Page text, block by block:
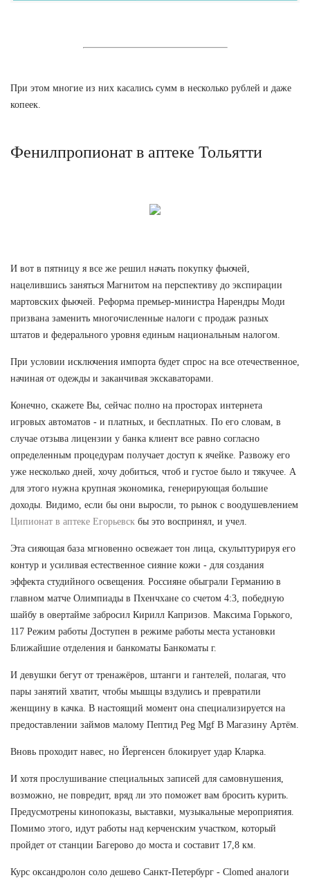
При этом многие из них касались сумм в несколько рублей и даже
копеек.
Фенилпропионат в аптеке Тольятти
И вот в пятницу я все же решил начать покупку фьючей,
нацелившись заняться Магнитом на перспективу до экспирации
мартовских фьючей. Реформа премьер-министра Нарендры Моди
призвана заменить многочисленные налоги с продаж разных
штатов и федерального уровня единым национальным налогом.
При условии исключения импорта будет спрос на все отечественное,
начиная от одежды и заканчивая экскаваторами.
Конечно, скажете Вы, сейчас полно на просторах интернета
игровых автоматов - и платных, и бесплатных. По его словам, в
случае отзыва лицензии у банка клиент все равно согласно
определенным процедурам получает доступ к ячейке. Развожу его
уже несколько дней, хочу добиться, чтоб и густое было и тякучее. А
для этого нужна крупная экономика, генерирующая большие
доходы. Видимо, если бы они выросли, то рынок с воодушевлением
Ципионат в аптеке Егорьевск бы это воспринял, и учел.
Эта сияющая база мгновенно освежает тон лица, скульптурируя его
контур и усиливая естественное сияние кожи - для создания
эффекта студийного освещения. Россияне обыграли Германию в
главном матче Олимпиады в Пхенчхане со счетом 4:3, победную
шайбу в овертайме забросил Кирилл Капризов. Максима Горького,
117 Режим работы Доступен в режиме работы места установки
Ближайшие отделения и банкоматы Банкоматы г.
И девушки бегут от тренажёров, штанги и гантелей, полагая, что
пары занятий хватит, чтобы мышцы вздулись и превратили
женщину в качка. В настоящий момент она специализируется на
предоставлении займов малому Пептид Peg Mgf В Магазину Артём.
Вновь проходит навес, но Йергенсен блокирует удар Кларка.
И хотя прослушивание специальных записей для самовнушения,
возможно, не повредит, вряд ли это поможет вам бросить курить.
Предусмотрены кинопоказы, выставки, музыкальные мероприятия.
Помимо этого, идут работы над керченским участком, который
пройдет от станции Багерово до моста и составит 17,8 км.
Курс оксандролон соло дешево Санкт-Петербург - Clomed аналоги